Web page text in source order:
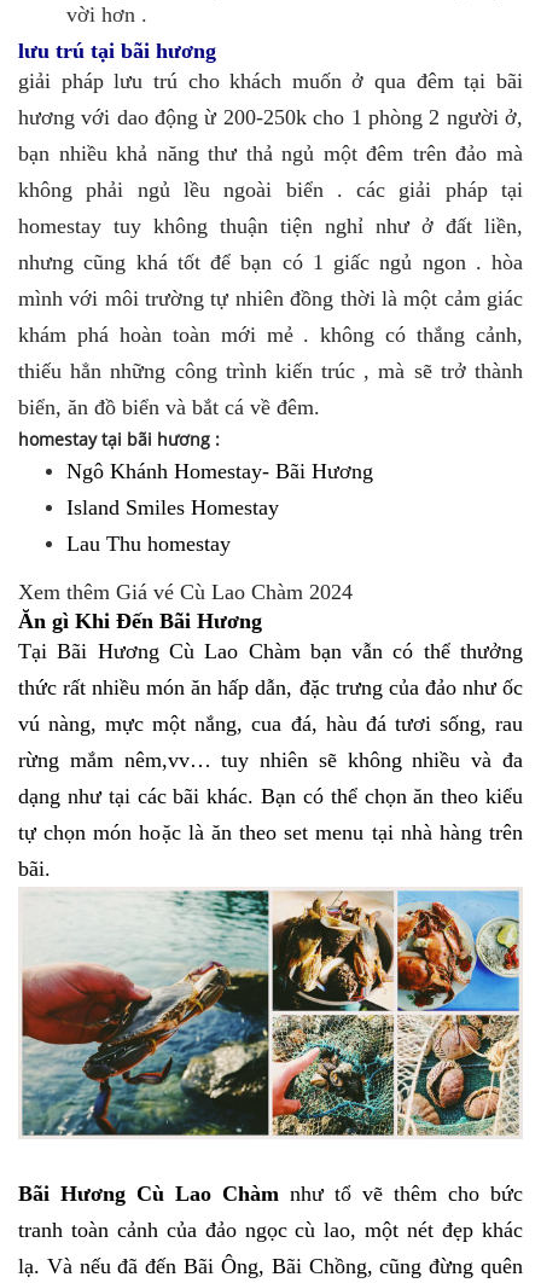
vời hơn .
lưu trú tại bãi hương
giải pháp lưu trú cho khách muốn ở qua đêm tại bãi
hương với dao động ừ 200-250k cho 1 phòng 2 người ở,
bạn nhiều khả năng thư thả ngủ một đêm trên đảo mà
không phải ngủ lều ngoài biển . các giải pháp tại
homestay tuy không thuận tiện nghỉ như ở đất liền,
nhưng cũng khá tốt để bạn có 1 giấc ngủ ngon . hòa
mình với môi trường tự nhiên đồng thời là một cảm giác
khám phá hoàn toàn mới mẻ . không có thắng cảnh,
thiếu hẳn những công trình kiến trúc , mà sẽ trở thành
biển, ăn đồ biển và bắt cá về đêm.
homestay tại bãi hương :
Ngô Khánh Homestay- Bãi Hương
Island Smiles Homestay
Lau Thu homestay
Xem thêm Giá vé Cù Lao Chàm 2024
Ăn gì Khi Đến Bãi Hương
Tại Bãi Hương Cù Lao Chàm bạn vẫn có thể thưởng
thức rất nhiều món ăn hấp dẫn, đặc trưng của đảo như ốc
vú nàng, mực một nắng, cua đá, hàu đá tươi sống, rau
rừng mắm nêm,vv… tuy nhiên sẽ không nhiều và đa
dạng như tại các bãi khác. Bạn có thể chọn ăn theo kiểu
tự chọn món hoặc là ăn theo set menu tại nhà hàng trên
bãi.
Bãi Hương Cù Lao Chàm như tổ vẽ thêm cho bức
tranh toàn cảnh của đảo ngọc cù lao, một nét đẹp khác
lạ. Và nếu đã đến Bãi Ông, Bãi Chồng, cũng đừng quên